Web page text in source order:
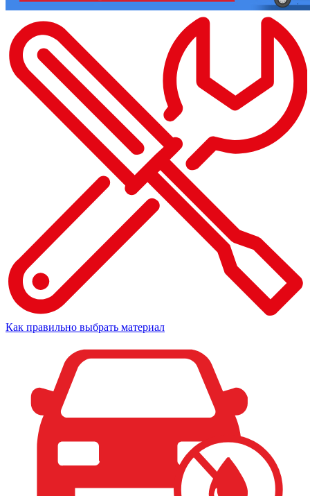
Как правильно выбрать материал